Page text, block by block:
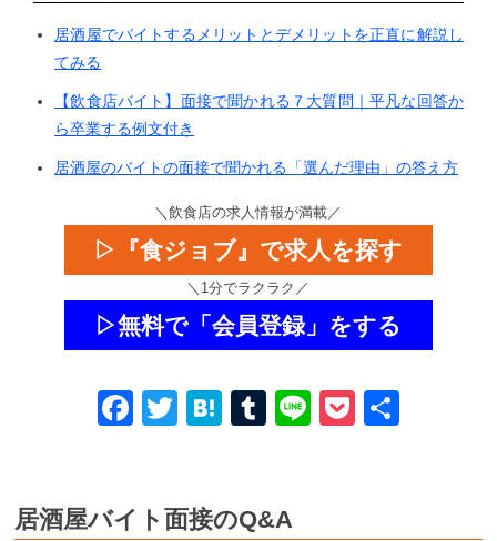
居酒屋でバイトするメリットとデメリットを正直に解説し
てみる
【飲食店バイト】面接で聞かれる７大質問｜平凡な回答か
ら卒業する例文付き
居酒屋のバイトの面接で聞かれる「選んだ理由」の答え方
＼飲食店の求人情報が満載／
▷『食ジョブ』で求人を探す
＼1分でラクラク／
▷無料で「会員登録」をする
Facebook
TwitterHatena
Tumblr
LinePocket
居酒屋バイト面接のQ&A